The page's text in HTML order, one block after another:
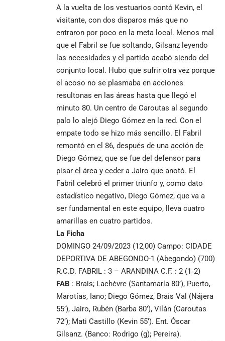
A la vuelta de los vestuarios contó Kevin, el
visitante, con dos disparos más que no
entraron por poco en la meta local. Menos mal
que el Fabril se fue soltando, Gilsanz leyendo
las necesidades y el partido acabó siendo del
conjunto local. Hubo que sufrir otra vez porque
el acoso no se plasmaba en acciones
resultonas en las áreas hasta que llegó el
minuto 80. Un centro de Caroutas al segundo
palo lo alejó Diego Gómez en la red. Con el
empate todo se hizo más sencillo. El Fabril
remontó en el 86, después de una acción de
Diego Gómez, que se fue del defensor para
pisar el área y ceder a Jairo que anotó. El
Fabril celebró el primer triunfo y, como dato
estadístico negativo, Diego Gómez, que va a
ser fundamental en este equipo, lleva cuatro
amarillas en cuatro partidos.
La Ficha
DOMINGO 24/09/2023 (12,00) Campo: CIDADE
DEPORTIVA DE ABEGONDO-1 (Abegondo) (700)
R.C.D. FABRIL : 3 – ARANDINA C.F. : 2 (1‑2)
FAB : Brais; Lachèvre (Santamaría 80’), Puerto,
Marotías, Iano; Diego Gómez, Brais Val (Nájera
55’), Jairo, Rubén (Barba 80’), Vilán (Caroutas
72’); Mati Castillo (Kevin 55’). Ent. Óscar
Gilsanz. (Banco: Rodrigo (g); Pereira).